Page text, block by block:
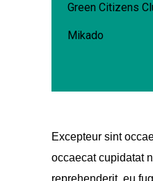
Green Citizens
Mikado
Excepteur sint
occaecat cupidatat
reprehenderit eu